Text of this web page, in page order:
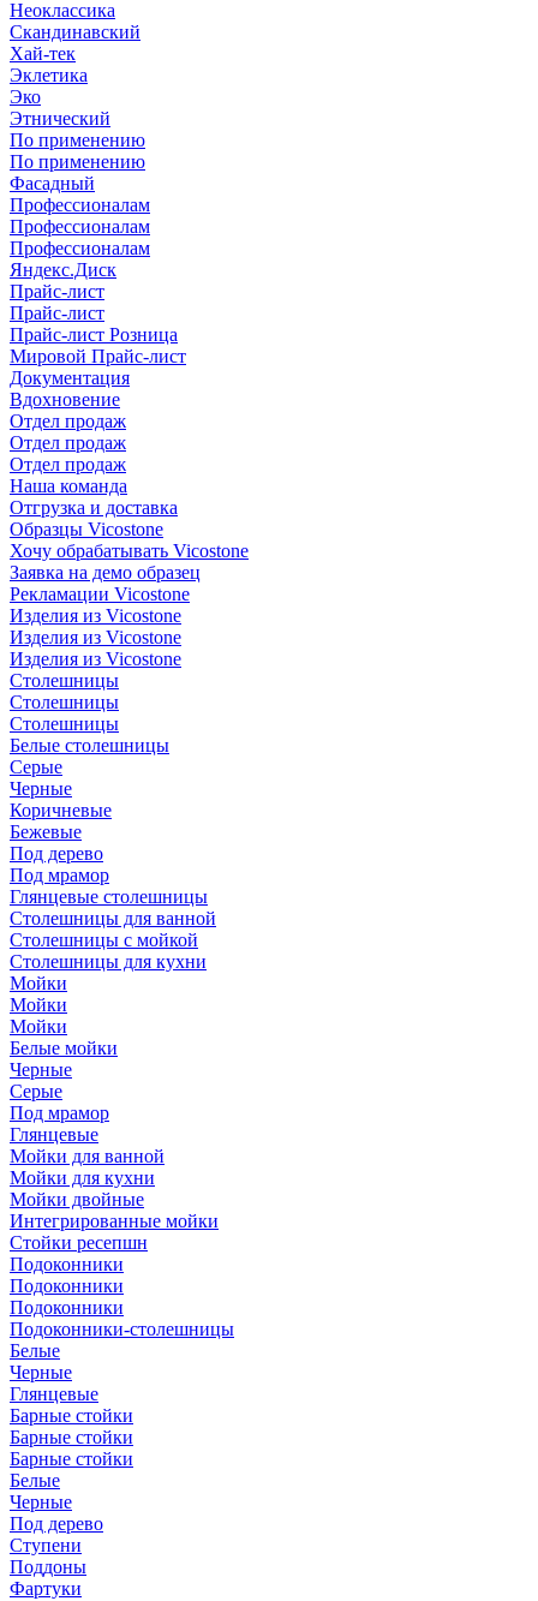
Неоклассика
Скандинавский
Хай-тек
Эклетика
Эко
Этнический
По применению
По применению
Фасадный
Профессионалам
Профессионалам
Профессионалам
Яндекс.Диск
Прайс-лист
Прайс-лист
Прайс-лист Розница
Мировой Прайс-лист
Документация
Вдохновение
Отдел продаж
Отдел продаж
Отдел продаж
Наша команда
Отгрузка и доставка
Образцы Vicostone
Хочу обрабатывать Vicostone
Заявка на демо образец
Рекламации Vicostone
Изделия из Vicostone
Изделия из Vicostone
Изделия из Vicostone
Столешницы
Столешницы
Столешницы
Белые столешницы
Серые
Черные
Коричневые
Бежевые
Под дерево
Под мрамор
Глянцевые столешницы
Столешницы для ванной
Столешницы с мойкой
Столешницы для кухни
Мойки
Мойки
Мойки
Белые мойки
Черные
Серые
Под мрамор
Глянцевые
Мойки для ванной
Мойки для кухни
Мойки двойные
Интегрированные мойки
Стойки ресепшн
Подоконники
Подоконники
Подоконники
Подоконники-столешницы
Белые
Черные
Глянцевые
Барные стойки
Барные стойки
Барные стойки
Белые
Черные
Под дерево
Ступени
Поддоны
Фартуки